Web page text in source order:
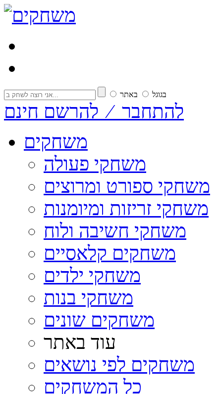
בגוגל באתר
להתחבר ⁄ להרשם חינם
משחקים
משחקי פעולה
משחקי ספורט ומרוצים
משחקי זריזות ומיומנות
משחקי חשיבה ולוח
משחקים קלאסיים
משחקי ילדים
משחקי בנות
משחקים שונים
עוד באתר
משחקים לפי נושאים
כל המשחקים